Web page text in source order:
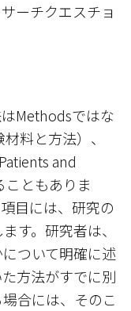
ーチクエスチョ
Methodsではな
料と方法）、
and
ともありま
目には、研究の
す。研究者は、
ついて明確に述
方法がすでに別
合には、そのこ